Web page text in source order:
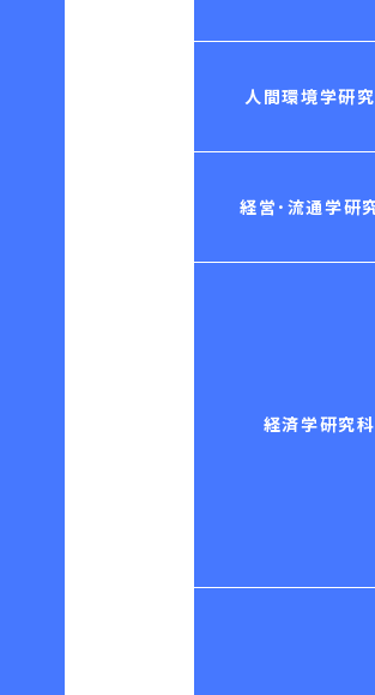
人間環境学研
経営･流通学研
経済学研究科